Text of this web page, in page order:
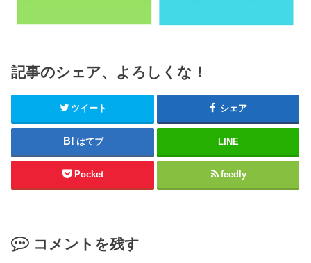
記事のシェア、よろしくな！
ツイート シェア
はてブ LINE
Pocket feedly
コメントを残す